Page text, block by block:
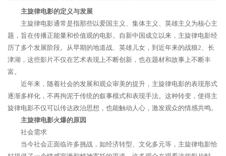
主旋律电影的定义与发展
主旋律电影通常是指那些以爱国主义、集体主义、英雄主义为核心主
题，旨在传播正能量和价值观的电影。自新中国成立以来，主旋律电影经
历了多个发展阶段。从早期的地道战、英雄儿女，到近年来的战狼2、长
津湖，这些影片不仅在艺术表现上不断创新，也在题材和故事上不断丰
富。
近年来，随着社会的发展和观众审美的提升，主旋律电影的表现形式
逐渐多样化，不再拘泥于传统的叙事模式和表现手法。这种转变，使得主
旋律电影不仅可以传达政治思想，也能触动人心，激发观众的情感共鸣。
主旋律电影火爆的原因
社会需求
当今社会正面临许多挑战，如经济转型、文化多元等，主旋律电影恰